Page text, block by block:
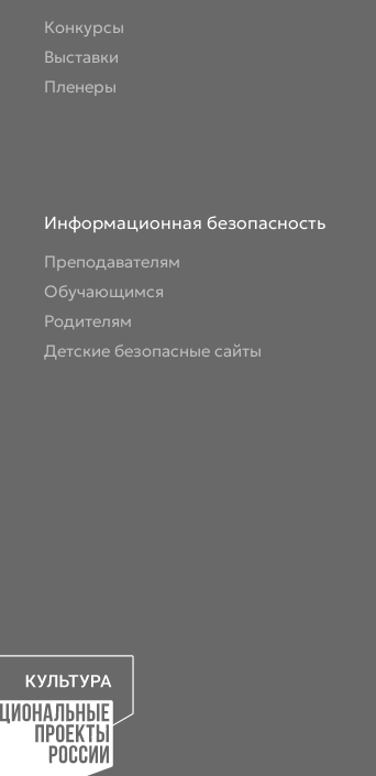
Конкурсы
Выставки
Пленеры
Информационная безопасность
Преподавателям
Обучающимся
Родителям
Детские безопасные сайты